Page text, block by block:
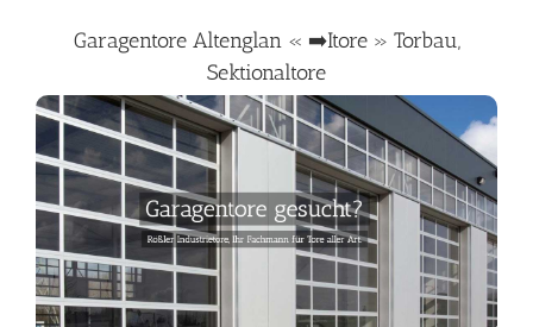
Garagentore Altenglan « ➡️Itore » Torbau,
Sektionaltore